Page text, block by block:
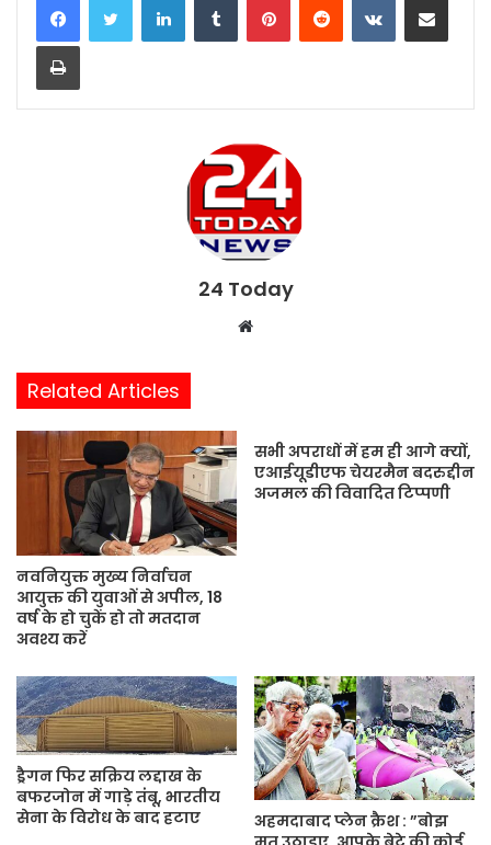
24 Today
t
e
Related Articles
नवनियुक्त मुख्य निर्वाचन
आयुक्त की युवाओं से अपील, 18
वर्ष के हो चुकें हो तो मतदान
अवश्य करें
सभी अपराधों में हम ही आगे क्यों,
एआईयूडीएफ चेयरमैन बदरुद्दीन
अजमल की विवादित टिप्पणी
ड्रैगन फिर सक्रिय लद्दाख के
बफरजोन में गाड़े तंंबू, भारतीय
सेना के विरोध के बाद हटाए
अहमदाबाद प्लेन क्रैश : ”बोझ